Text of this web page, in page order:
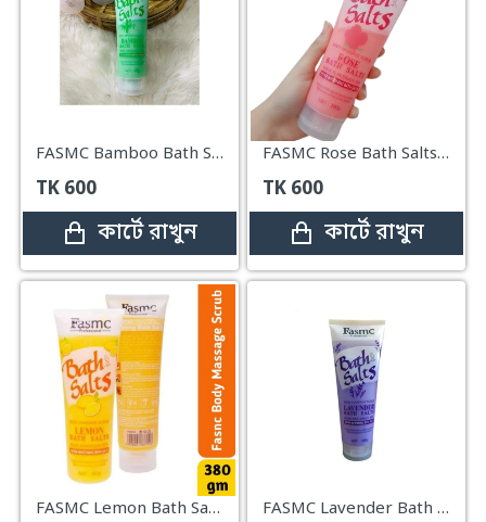
FASMC Bamboo Bath Salts Body Massage Scrub
TK 600
কার্টে রাখুন
FASMC Rose Bath Salts Body Massage Scrub
TK 600
কার্টে রাখুন
FASMC Lemon Bath Salts Body Massage Scrub FASMC Lavender Bath Salts Body Massage Scrub – 380g